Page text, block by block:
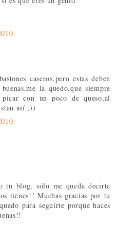
caseros,pero estas deben
la quedo,que siempre
picar con un poco de queso,al
así ;))
tu blog, sólo me queda decirte
tienes!! Muchas gracias por tu
para seguirte porque haces